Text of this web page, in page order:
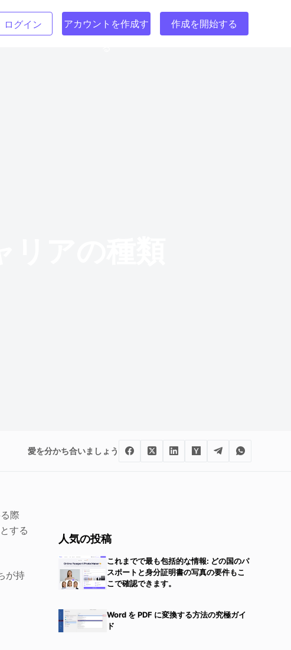
ログイン
アカウントを作成す
作成を開始する
愛を分かち合いましょう
際
する
が持
人気の投稿
これまでで最も包括的な情報: どの国のパ
スポートと身分証明書の写真の要件もこ
こで確認できます。
Word を PDF に変換する方法の究極ガイ
ド